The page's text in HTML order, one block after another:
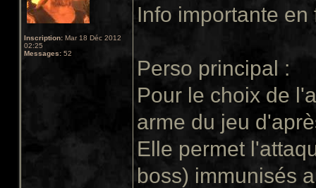
Inscription: Mar 18 Déc 2012
02:25
Messages: 52
Info importante en
Perso principal :
Pour le choix de
arme du jeu
Elle permet
boss) immunisés